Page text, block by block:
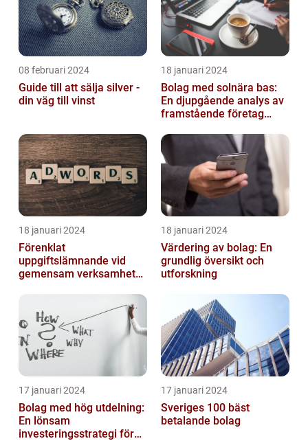
08 februari 2024
Guide till att sälja silver -
din väg till vinst
18 januari 2024
Bolag med solnära bas:
En djupgående analys av
framstående företag
18 januari 2024
Förenklat
uppgiftslämnande vid
gemensam verksamhet
18 januari 2024
Värdering av bolag: En
grundlig översikt och
utforskning
17 januari 2024
Bolag med hög utdelning:
En lönsam
investeringsstrategi för
17 januari 2024
Sveriges 100 bäst
betalande bolag